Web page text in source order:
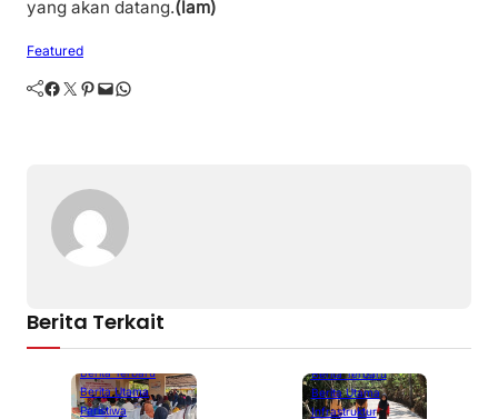
yang akan datang.(lam)
Featured
Facebook Twitter Pinterest Mail WhatsApp
Berita Terkait
Berita Terbaru
Berita Utama
Peristiwa
Berita Terbaru
Berita Utama
Infrastruktur